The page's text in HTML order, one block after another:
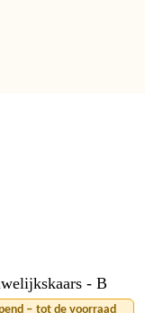
- B
– tot de voorraad